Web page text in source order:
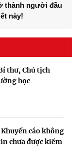
thành người đầu
này!
thư, Chủ tịch
học
cáo không
chưa được kiểm